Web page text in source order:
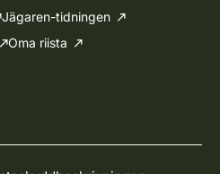
Jägaren-tidningen
Oma riista